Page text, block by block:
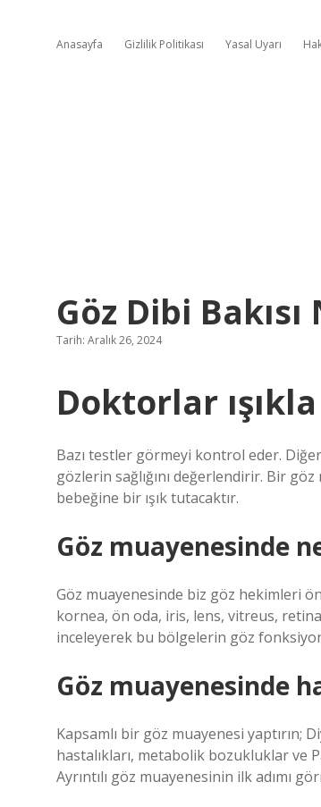
Anasayfa Gizlilik Politikası Yasal Uyarı
Göz Dibi
Tarih: Aralık 26, 2024
Doktorlar
Bazı testler görmeyi kontrol eder.
gözlerin sağlığını değerlendirir. Bir
bebeğine bir ışık tutacaktır.
Göz muayenesinde
Göz muayenesinde biz göz hekimleri
kornea, ön oda, iris, lens, vitreus,
inceleyerek bu bölgelerin göz
Göz muayenesinde
Kapsamlı bir göz muayenesi yaptırın;
hastalıkları, metabolik bozukluklar ve
Ayrıntılı göz muayenesinin ilk adımı